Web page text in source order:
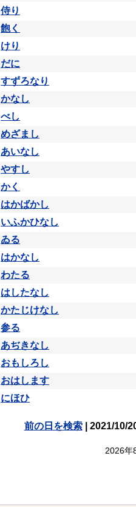
侍り
飽く
けり
だに
すずろなり
かなし
べし
めざまし
あいなし
やすし
かく
はかばかし
いふかひなし
ゐる
はかなし
わたる
はしたなし
かたじけなし
参る
あぢきなし
おもしろし
おはします
にほひ
前の日を検索| 2021/10/
2026年